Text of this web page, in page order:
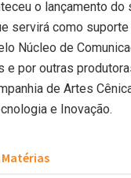
o lançamento
servirá como
Núcleo de
e por outras
de Artes
e Inovação.
Matérias